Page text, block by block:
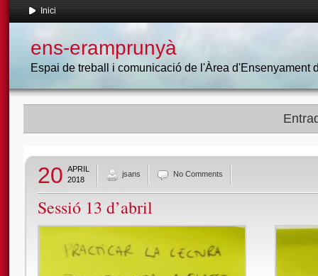
Inici
ens-eramprunyà
Espai de treball i comunicació de l'Àrea d'Ensenyament
20 APRIL
2018
jsans No Comments
Sessió 13 d’abril